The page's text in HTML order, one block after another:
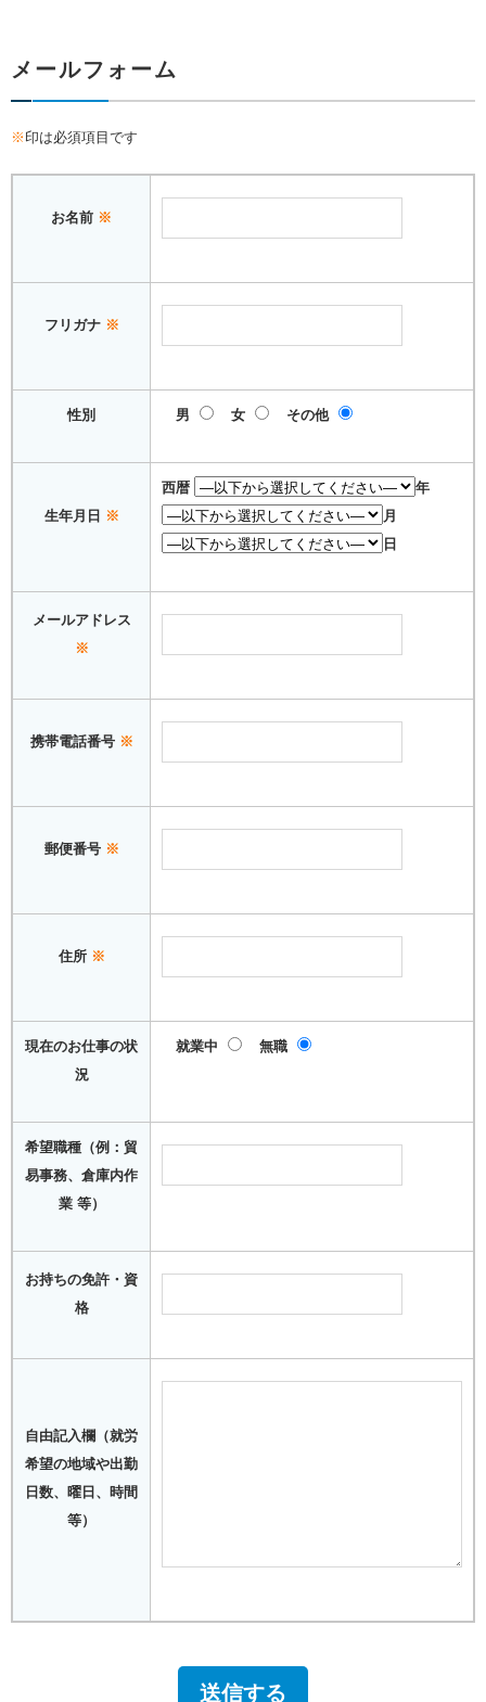
メールフォーム
※ 印は必須項目です
お名前 ※
フリガナ ※
性別 男 女 その他
生年月日 ※
西暦
年
月
日
メールアドレス
※
携帯電話番号 ※
郵便番号 ※
住所 ※
現在のお仕事の状
況
就業中 無職
希望職種（例：貿
易事務、倉庫内作
業 等）
お持ちの免許・資
格
自由記入欄（就労
希望の地域や出勤
日数、曜日、時間
等）